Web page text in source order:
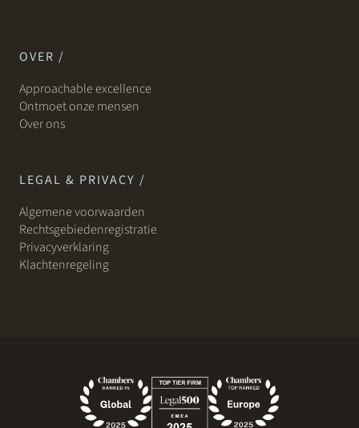
OVER /
Approachable excellence
Ontmoet onze mensen
Over ons
LEGAL & PRIVACY /
Algemene voorwaarden
Rechtsgebiedenregistratie
Privacyverklaring
Klachtenregeling